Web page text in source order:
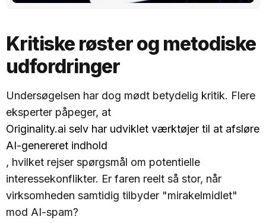
Kritiske røster og metodiske
udfordringer
Undersøgelsen har dog mødt betydelig kritik. Flere
eksperter påpeger, at
Originality.ai selv har udviklet værktøjer til at afsløre
AI-genereret indhold
, hvilket rejser spørgsmål om potentielle
interessekonflikter. Er faren reelt så stor, når
virksomheden samtidig tilbyder "mirakelmidlet"
mod AI-spam?